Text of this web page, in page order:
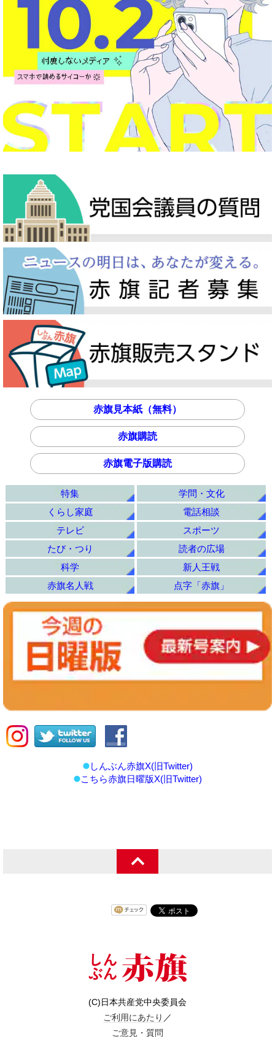
赤旗見本紙（無料）
赤旗購読
赤旗電子版購読
特集
学問・文化
くらし家庭
電話相談
テレビ
スポーツ
たび・つり
読者の広場
科学
新人王戦
赤旗名人戦
点字「赤旗」
しんぶん赤旗X(旧Twitter)
こちら赤旗日曜版X(旧Twitter)
(C)日本共産党中央委員会
ご利用にあたり ／
ご意見・質問